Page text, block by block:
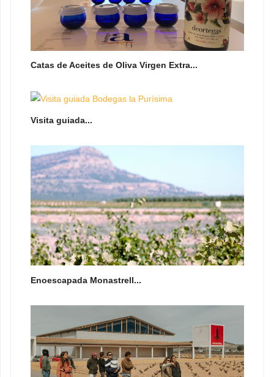
Catas de Aceites de Oliva Virgen Extra...
Visita guiada...
Enoescapada Monastrell...